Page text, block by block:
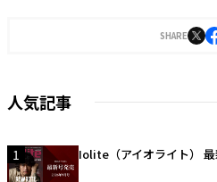
SHARE
人気記事
1 Iolite（アイオライト） 最